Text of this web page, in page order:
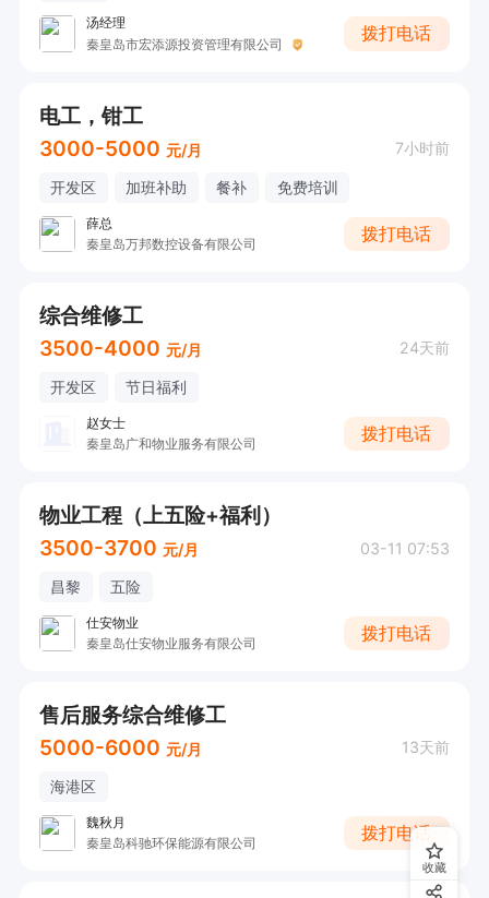
汤经理
秦皇岛市宏添源投资管理有限公司
拨打电话
电工，钳工
3000-5000 元/月 7小时前
开发区 加班补助 餐补 免费培训
薛总
秦皇岛万邦数控设备有限公司
拨打电话
综合维修工
3500-4000 元/月 24天前
开发区 节日福利
赵女士
秦皇岛广和物业服务有限公司
拨打电话
物业工程（上五险+福利）
3500-3700 元/月 03-11 07:53
昌黎 五险
仕安物业
秦皇岛仕安物业服务有限公司
拨打电话
售后服务综合维修工
5000-6000 元/月 13天前
海港区
魏秋月
秦皇岛科驰环保能源有限公司
拨打电话
收藏